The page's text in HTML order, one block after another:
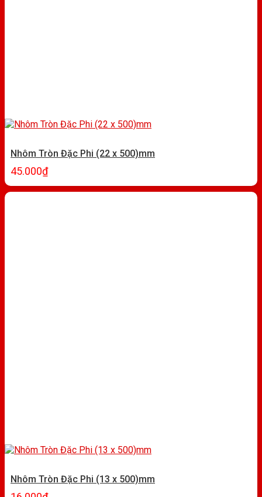
Nhôm Tròn Đặc Phi (22 x 500)mm
45.000₫
Nhôm Tròn Đặc Phi (13 x 500)mm